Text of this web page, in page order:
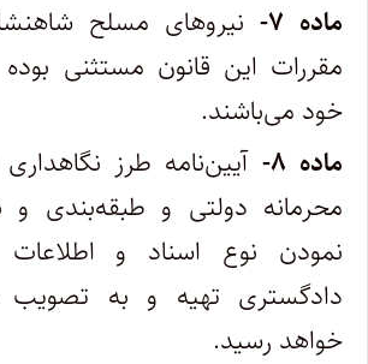
ماده ۷-
نیروهای مسلح
مقررات این قانون مستثنی بوده
خود می‌باشند.
ماده ۸-
آیین‌نامه طرز
محرمانه دولتی و
نمودن نوع اسناد و
دادگستری‌ تهیه و به تصویب
خواهد رسید. ‌